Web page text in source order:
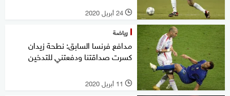
l 24 أبريل 2020
رياضة
مدافع فرنسا السابق: نطحة زيدان
كسرت صداقتنا ودفعتني للتدخين
l 11 أبريل 2020